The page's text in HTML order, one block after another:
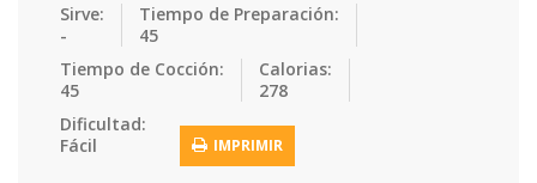
Recetas Me… Recetas Na…
Sandwiches Snacks
Tacos
Sirve:
-
Tiempo de Preparación:
45
Tiempo de Cocción:
45
Calorias:
278
Dificultad:
Fácil
IMPRIMIR